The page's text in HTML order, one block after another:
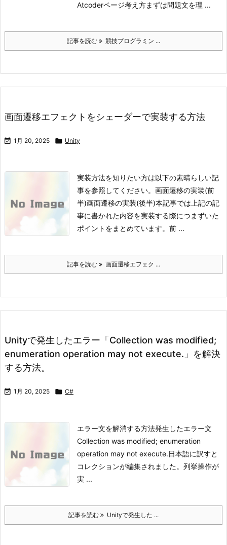
Atcoderページ考え方まずは問題文を理 ...
記事を読む 競技プログラミン ...
画面遷移エフェクトをシェーダーで実装する方法
 1月 20, 2025  Unity
実装方法を知りたい方は以下の素晴らしい記
事を参照してください。 画面遷移の実装(前
半)画面遷移の実装(後半)本記事では上記の記
事に書かれた内容を実装する際につまずいた
ポイントをまとめています。 前 ...
記事を読む 画面遷移エフェク ...
Unityで発生したエラー「Collection was modified;
enumeration operation may not execute.」を解決
する方法。
 1月 20, 2025  C#
エラー文を解消する方法発生したエラー文
Collection was modified; enumeration
operation may not execute.日本語に訳すと
コレクションが編集されました。列挙操作が
実 ...
記事を読む Unityで発生した ...